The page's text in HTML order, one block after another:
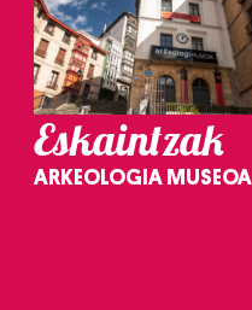
Eskaintzak
ARKEOLOGIA MUSEOA